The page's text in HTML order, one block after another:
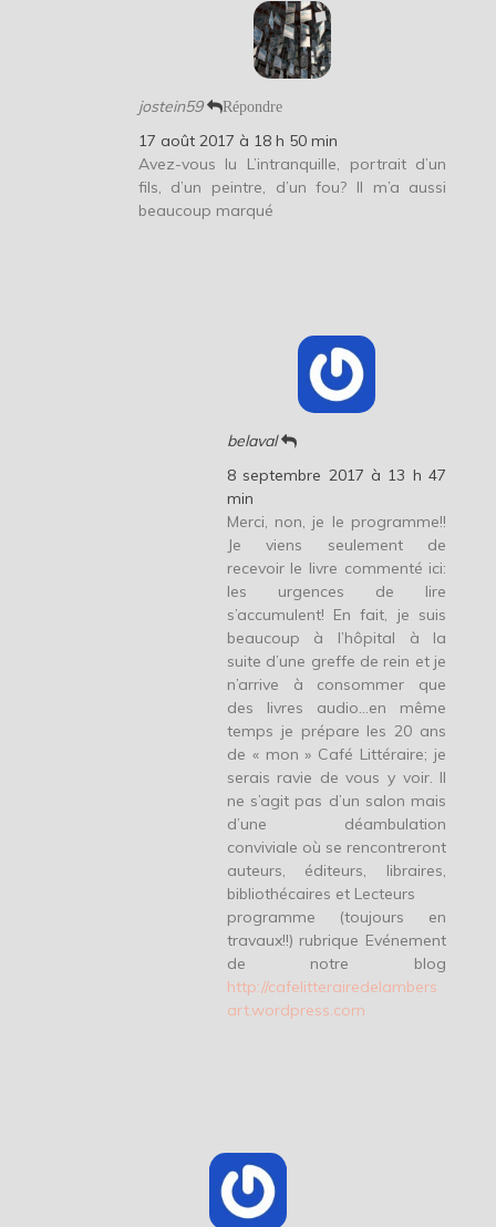
jostein59 Répondre
17 août 2017 à 18 h 50 min
Avez-vous lu L’intranquille, portrait d’un
fils, d’un peintre, d’un fou? Il m’a aussi
beaucoup marqué
belaval
8 septembre 2017 à 13 h 47
min
Merci, non, je le programme!!
Je viens seulement de
recevoir le livre commenté ici:
les urgences de lire
s’accumulent! En fait, je suis
beaucoup à l’hôpital à la
suite d’une greffe de rein et je
n’arrive à consommer que
des livres audio…en même
temps je prépare les 20 ans
de « mon » Café Littéraire; je
serais ravie de vous y voir. Il
ne s’agit pas d’un salon mais
d’une déambulation
conviviale où se rencontreront
auteurs, éditeurs, libraires,
bibliothécaires et Lecteurs
programme (toujours en
travaux!!) rubrique Evénement
de notre blog
http://cafelitterairedelambers
art.wordpress.com